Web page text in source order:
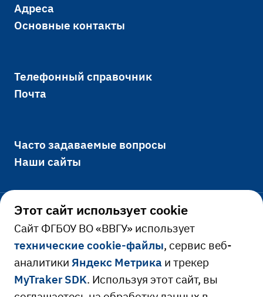
Адреса
Основные контакты
Телефонный справочник
Почта
Часто задаваемые вопросы
Наши сайты
Официально
Сведения об образовательной
организации
Сведения о доходах руководителя
Ресурсы и сервисы
Этот сайт использует cookie
Cайт ФГБОУ ВО «ВВГУ» использует
технические cookie-файлы, сервис веб-
аналитикиЯндекс Метрика и трекер
MyTraker SDK. Используя этот сайт, вы